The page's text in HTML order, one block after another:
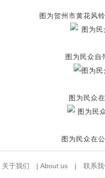
图为贺州市黄花风
图为民众自
图为民众
图为民众在
关于我们 | About us | 联系我